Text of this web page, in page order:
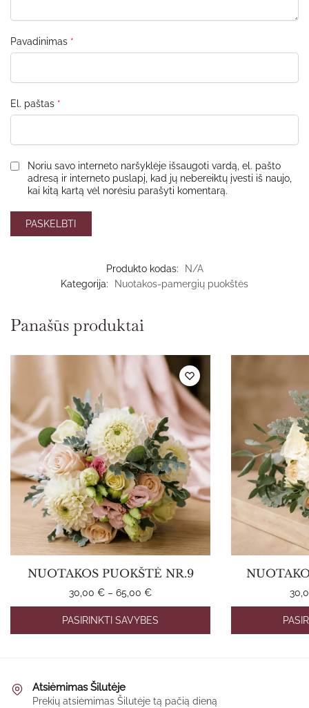
Pavadinimas *
El. paštas *
Noriu savo interneto naršyklėje išsaugoti vardą, el. pašto
adresą ir interneto puslapį, kad jų nebereiktų įvesti iš naujo,
kai kitą kartą vėl norėsiu parašyti komentarą.
Produkto kodas:
N/A
Kategorija:
Nuotakos-pamergių puokštės
Panašūs produktai
NUOTAKOS PUOKŠTĖ NR.9
30,00 € – 65,00 €Price
range:
30,00 €
through
PASIRINKTI SAVYBES
This
product
variants.
The
Atsiėmimas Šilutėje
Prekių atsiėmimas Šilutėje tą pačią dieną